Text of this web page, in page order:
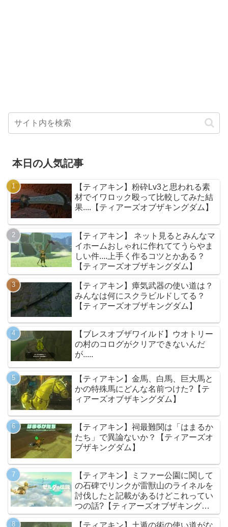
本日の人気記事
【ティアキン】粉砕Lv3と思われる素
材でイワロック殴って比較してみた結
果....【ティアーズオブザキングダム】
【ティアキン】 ネット見るとみんなマ
イホームおしゃれに作れててうらやま
しい件....上手く作るコツとかある？
【ティアーズオブザキングダム】
【ティアキン】瘴気武器の使い道は？
みんなは何にスクラビルドしてる？
【ティアーズオブザキングダム】
【ブレスオブザワイルド】ウオトリー
の村のコログがクリアできないんだ
が.....
【ティアキン】金馬、白馬、巨大馬と
かの特殊馬にどんな名前つけた?【テ
ィアーズオブザキングダム】
【ティアキン】祠最難関は「はまるか
たち」で異論ないか？【ティアーズオ
ブザキングダム】
【ティアキン】ミファー公園に関して
の石碑でリンクが雷獣山のライネルを
討伐したと記載があるけどこれってい
つの話?【ティアーズオブザキングダ
ム】